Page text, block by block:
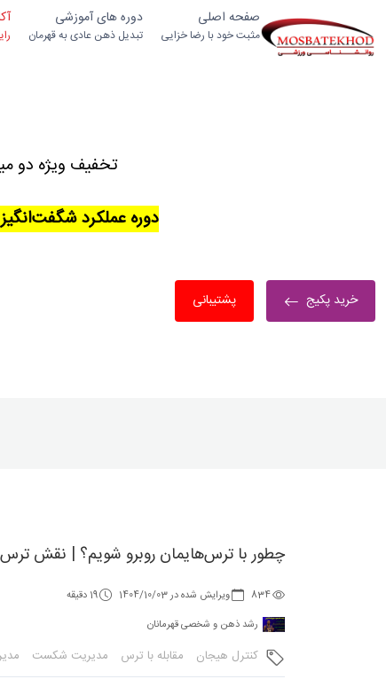
صفحه اصلی
مثبت خود با رضا خزایی
دوره های آموزشی
تبدیل ذهن عادی به قهرمان
تخفیف ویژه دو
دوره عملکرد
خرید پکیج پشتیبانی
چطور با ترس‌هایمان روبرو شویم؟ | نقش
834 ویرایش شده در 1404/10/03
19 دقیقه
رشد ذهن و شخصی قهرمانان
کنترل هیجان مقابله با ترس مدیریت شکست